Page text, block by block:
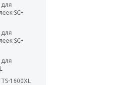
SG-
SG-
1600XL